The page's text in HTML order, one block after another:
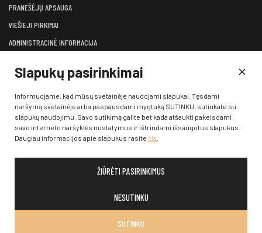
Slapukų pasirinkimai
Informuojame, kad mūsų svetainėje naudojami slapukai. Tęsdami
naršymą svetainėje arba paspausdami mygtuką SUTINKU, sutinkate su
slapukų naudojimu. Savo sutikimą galite bet kada atšaukti pakeisdami
savo interneto naršyklės nustatymus ir ištrindami išsaugotus slapukus.
Daugiau informacijos apie slapukus rasite čia
SUTINKU
NESUTINKU
ŽIŪRĖTI PASIRINKIMUS
PRANEŠĖJŲ APSAUGA
VIEŠIEJI PIRKIMAI
ADMINISTRACINĖ INFORMACIJA
ATVIRI DUOMENYS
KONSULTAVIMASIS SU VISUOMENE
KONTAKTAI